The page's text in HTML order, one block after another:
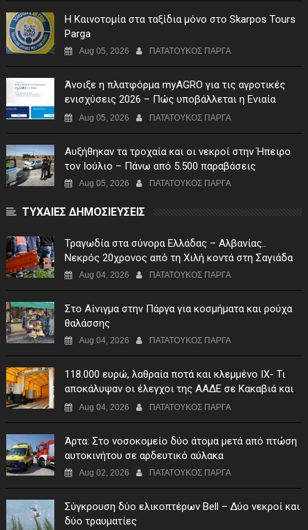
Η Καινοτομία στα ταξίδια μόνο στο Skarpos Tours
Parga
Aug 05, 2026 ΠΑΤΑΤΟΥΚΟΣ ΠΑΡΓΑ
Άνοιξε η πλατφόρμα myAGRO για τις αγροτικές
ενισχύσεις 2026 – Πώς υποβάλλεται η Ενιαία
Αίτηση Ενίσχυσης
Aug 05, 2026 ΠΑΤΑΤΟΥΚΟΣ ΠΑΡΓΑ
Αυξήθηκαν τα τροχαία και οι νεκροί στην Ήπειρο
τον Ιούλιο – Πάνω από 5.500 παραβάσεις
Aug 05, 2026 ΠΑΤΑΤΟΥΚΟΣ ΠΑΡΓΑ
ΤΥΧΑΙΕΣ ΔΗΜΟΣΙΕΥΣΕΙΣ
Τραγωδία στα σύνορα Ελλάδας – Αλβανίας..
Νεκρός 20χρονος από τη Χιλή κοντά στη Σαγιάδα
Aug 04, 2026 ΠΑΤΑΤΟΥΚΟΣ ΠΑΡΓΑ
Στο Αίνιγμα στην Πάργα για κοσμήματα και ρούχα
θαλάσσης
Aug 04, 2026 ΠΑΤΑΤΟΥΚΟΣ ΠΑΡΓΑ
118.000 ευρώ, λαθραία ποτά και κλεμμένο ΙΧ- Τι
αποκάλυψαν οι έλεγχοι της ΑΑΔΕ σε Κακαβιά και
Μαυρομάτι
Aug 04, 2026 ΠΑΤΑΤΟΥΚΟΣ ΠΑΡΓΑ
Άρτα: Στο νοσοκομείο δύο άτομα μετά από πτώση
αυτοκινήτου σε αρδευτικό αύλακα
Aug 02, 2026 ΠΑΤΑΤΟΥΚΟΣ ΠΑΡΓΑ
Σύγκρουση δύο ελικοπτέρων Bell – Δύο νεκροί και
δύο τραυματίες